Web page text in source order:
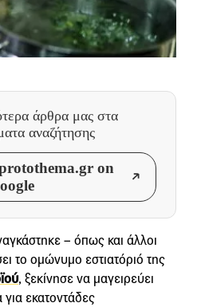
άρθρα μας στα
αναζήτησης
on
– όπως και άλλοι
το ομώνυμο εστιατόριό της
, ξεκίνησε να μαγειρεύει
εκατοντάδες